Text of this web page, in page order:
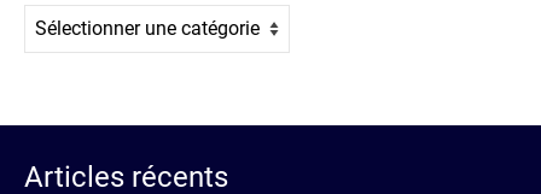
Catégories
Articles récents